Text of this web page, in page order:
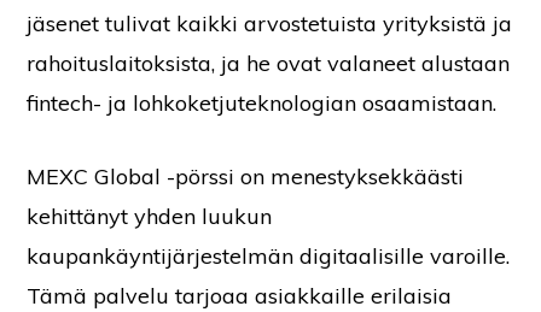
jäsenet tulivat kaikki arvostetuista yrityksistä ja
rahoituslaitoksista, ja he ovat valaneet alustaan
fintech- ja lohkoketjuteknologian osaamistaan.
MEXC Global -pörssi on menestyksekkäästi
kehittänyt yhden luukun
kaupankäyntijärjestelmän digitaalisille varoille.
Tämä palvelu tarjoaa asiakkaille erilaisia